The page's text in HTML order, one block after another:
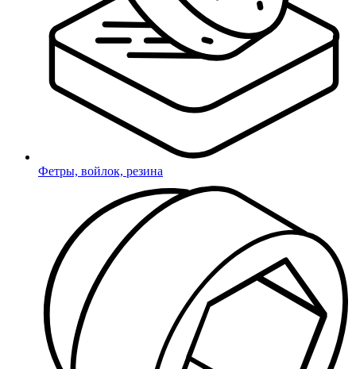
Фетры, войлок, резина